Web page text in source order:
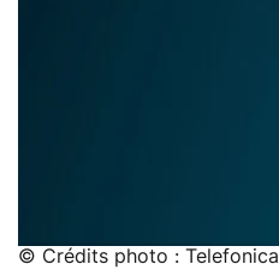
© Crédits photo : Telefonica